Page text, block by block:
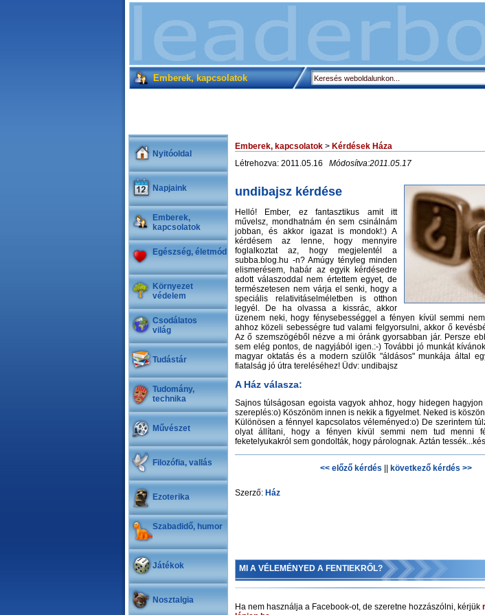
Emberek, kapcsolatok
Nyitóoldal
Napjaink
Emberek,
kapcsolatok
Egészség, életmód
Környezet
védelem
Csodálatos
világ
Tudástár
Tudomány,
technika
Művészet
Filozófia, vallás
Ezoterika
Szabadidő, humor
Játékok
Nosztalgia
Emberek, kapcsolatok > Kérdések Háza
Létrehozva: 2011.05.16 Módosítva:2011.05.17
undibajsz kérdése
Helló! Ember, ez fantasztikus amit itt
művelsz, mondhatnám én sem csinálnám
jobban, és akkor igazat is mondok!:) A
kérdésem az lenne, hogy mennyire
foglalkoztat az, hogy megjelentél a
subba.blog.hu -n? Amúgy tényleg minden
elismerésem, habár az egyik kérdésedre
adott válaszoddal nem értettem egyet, de
természetesen nem várja el senki, hogy a
speciális relativitáselméletben is otthon
legyél. De ha olvassa a kissrác, akkor
üzenem neki, hogy fénysebességgel a fényen kívül semmi
ahhoz közeli sebességre tud valami felgyorsulni, akkor ő
Az ő szemszögéből nézve a mi óránk gyorsabban jár. Persze
sem elég pontos, de nagyjából igen.:-) További jó munkát
magyar oktatás és a modern szülők "áldásos" munkája által
fiatalság jó útra tereléséhez! Üdv: undibajsz
A Ház válasza:
Sajnos túlságosan egoista vagyok ahhoz, hogy hidegen
szereplés:o) Köszönöm innen is nekik a figyelmet. Neked is
Különösen a fénnyel kapcsolatos véleményed:o) De szerintem
olyat állítani, hogy a fényen kívül semmi nem tud menni
feketelyukakról sem gondolták, hogy párolognak. Aztán
<< előző kérdés következő kérdés >>
Szerző: Ház
MI A VÉLEMÉNYED A FENTIEKRŐL?
Ha nem használja a Facebook-ot, de szeretne hozzászólni, kérjük